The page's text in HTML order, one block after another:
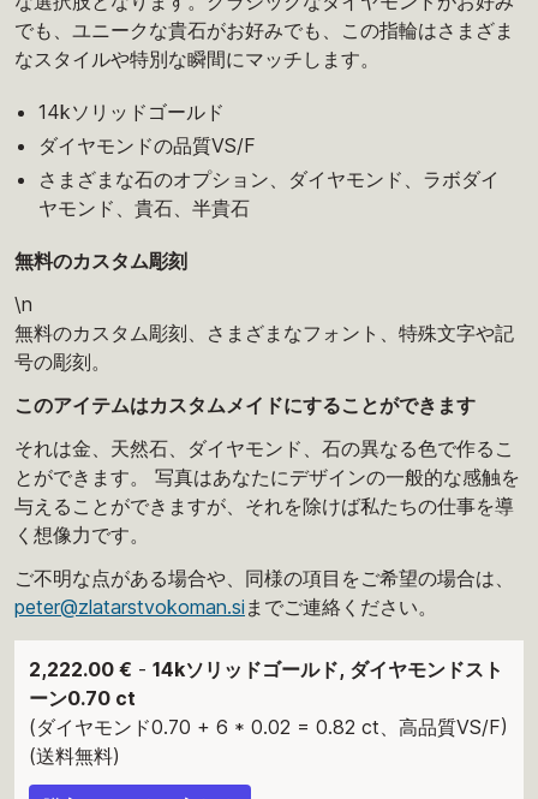
でも、ユニークな貴石がお好みでも、この指輪はさまざま
なスタイルや特別な瞬間にマッチします。
14kソリッドゴールド
ダイヤモンドの品質VS/F
さまざまな石のオプション、ダイヤモンド、ラボダイ
ヤモンド、貴石、半貴石
無料のカスタム彫刻
\n
無料のカスタム彫刻、さまざまなフォント、特殊文字や記
号の彫刻。
このアイテムはカスタムメイドにすることができます
それは金、天然石、ダイヤモンド、石の異なる色で作るこ
とができます。 写真はあなたにデザインの一般的な感触を
与えることができますが、それを除けば私たちの仕事を導
く想像力です。
ご不明な点がある場合や、同様の項目をご希望の場合は、
peter@zlatarstvokoman.si までご連絡ください。
2,222.00 € - 14kソリッドゴールド, ダイヤモンドスト
ーン0.70 ct
(ダイヤモンド0.70 + 6 * 0.02 = 0.82 ct、高品質VS/F)
(送料無料)